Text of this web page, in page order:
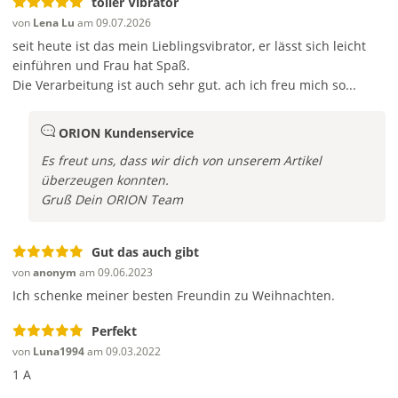
Weniger ist oft mehr – ein kleiner Tropfen reicht für
geschmeidiges Gleiten und noch angenehmere Vibes.
Oktober 2025
Taugt der Vibrator für klitorale Stimulation oder eher
schönem Druck und präziser Spitze. Intern geht auch, vor
allem für den vorderen Bereich. Für G-Punkt-Experimente:
etwas anwinkeln, langsam tasten, und mit Druck variieren.
Wie laut ist der Vibrator im Betrieb? kann ich den
unauffällig nutzen?
Er ist angenehm leise, eher ein sanftes Summen als ein
Rattern. Hinter einer Tür oder unter der Decke bleibt er
von Lena Lu am 09.07.2026
seit heute ist das mein Lieblingsvibrator, er lässt sich leicht
einführen und Frau hat Spaß.
Die Verarbeitung ist auch sehr gut. ach ich freu mich so...
ORION Kundenservice
Es freut uns, dass wir dich von unserem Artikel
überzeugen konnten.
Gruß Dein ORION Team
Gut das auch gibt
vonanonym am 09.06.2023
Ich schenke meiner besten Freundin zu Weihnachten.
Perfekt
von Luna1994am 09.03.2022
1 A